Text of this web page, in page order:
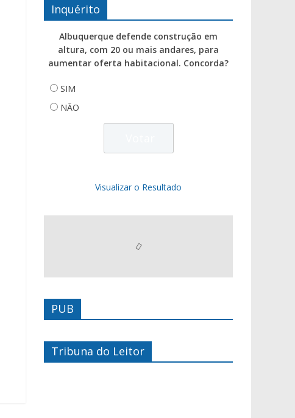
Inquérito
Albuquerque defende construção em
altura, com 20 ou mais andares, para
aumentar oferta habitacional. Concorda?
SIM
NÃO
Visualizar o Resultado
PUB
Tribuna do Leitor